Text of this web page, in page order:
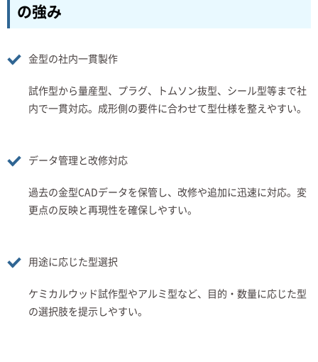
の強み
金型の社内一貫製作
試作型から量産型、プラグ、トムソン抜型、シール型等まで社
内で一貫対応。成形側の要件に合わせて型仕様を整えやすい。
データ管理と改修対応
過去の金型CADデータを保管し、改修や追加に迅速に対応。変
更点の反映と再現性を確保しやすい。
用途に応じた型選択
ケミカルウッド試作型やアルミ型など、目的・数量に応じた型
の選択肢を提示しやすい。